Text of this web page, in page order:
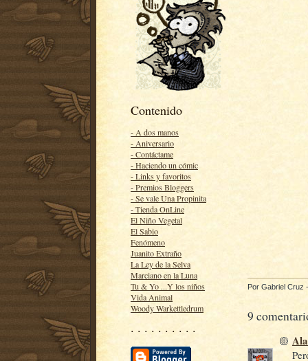
Contenido
- A dos manos
- Aniversario
- Contáctame
- Haciendo un cómic
- Links y favoritos
- Premios Bloggers
- Se vale Una Propinita
- Tienda OnLine
El Niño Vegetal
El Sabio
Fenómeno
Juanito Extraño
La Ley de la Selva
Marciano en la Luna
Tu & Yo ...Y los niños
Vida Animal
Woody Warkettledrum
· · · · · · · · · ·
Por Gabriel Cruz
9